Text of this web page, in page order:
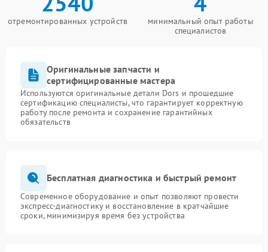
отремонтированных устройств
минимальный опыт работы
специалистов
Оригинальные запчасти и
сертифицированные мастера
Используются оригинальные детали Dors и прошедшие
сертификацию специалисты, что гарантирует корректную
работу после ремонта и сохранение гарантийных
обязательств
Бесплатная диагностика и быстрый ремонт
Современное оборудование и опыт позволяют провести
экспресс-диагностику и восстановление в кратчайшие
сроки, минимизируя время без устройства